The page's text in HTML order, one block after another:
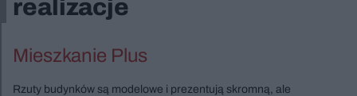
realizacje
Mieszkanie Plus
Rzuty budynków są modelowe i prezentują skromną, ale